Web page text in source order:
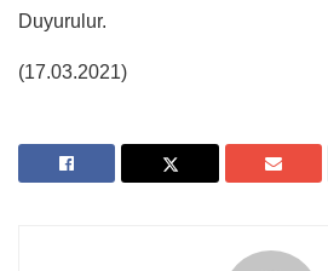
Duyurulur.
(17.03.2021)